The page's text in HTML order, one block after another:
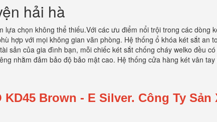
hải hà
lựa chọn không thể thiếu.Với các ưu điểm nổi trội trong các dòng
hợp với mọi không gian văn phòng. Hệ thống ổ khóa két sắt an
sản của gia đình bạn, mỗi chiếc két sắt chống cháy welko đều
nhằm đảm bảo độ bảo mật cao. Hệ thống cửa hàng két vân
KD45 Brown - E Silver. Công Ty Sản